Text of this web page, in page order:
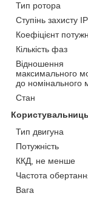
Тип ротора
Ступінь захисту IP
Коефіцієнт
Кількість фаз
Відношення
максимального
до номінального
Стан
Тип двигуна
Потужність
ККД, не менше
Частота
Вага